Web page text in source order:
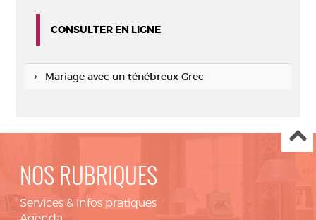
CONSULTER EN LIGNE
Mariage avec un ténébreux Grec
NOS RUBRIQUES
Services & infos pratiques